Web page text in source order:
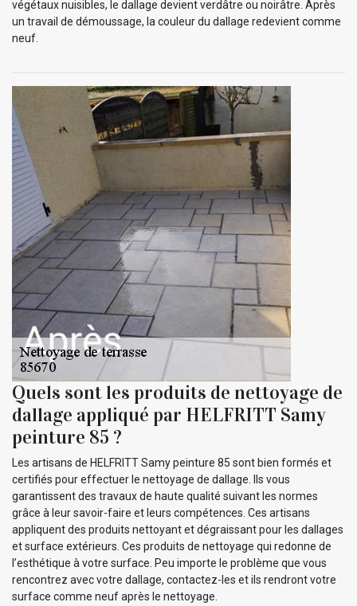
végétaux nuisibles, le dallage devient verdâtre ou noirâtre. Après
un travail de démoussage, la couleur du dallage redevient comme
neuf.
Quels sont les produits de nettoyage de
dallage appliqué par HELFRITT Samy
peinture 85 ?
Les artisans de HELFRITT Samy peinture 85 sont bien formés et
certifiés pour effectuer le nettoyage de dallage. Ils vous
garantissent des travaux de haute qualité suivant les normes
grâce à leur savoir-faire et leurs compétences. Ces artisans
appliquent des produits nettoyant et dégraissant pour les dallages
et surface extérieurs. Ces produits de nettoyage qui redonne de
l’esthétique à votre surface. Peu importe le problème que vous
rencontrez avec votre dallage, contactez-les et ils rendront votre
surface comme neuf après le nettoyage.